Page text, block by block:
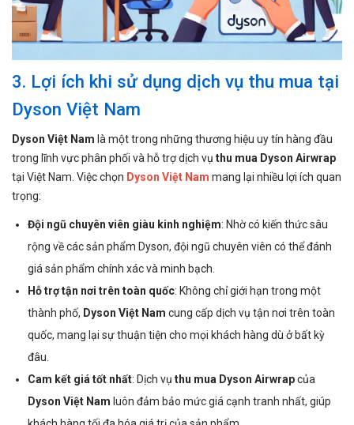
3. Lợi ích khi sử dụng dịch vụ thu mua tại
Dyson Việt Nam
Dyson Việt Nam là một trong những thương hiệu uy tín hàng đầu
trong lĩnh vực phân phối và hỗ trợ dịch vụ thu mua Dyson Airwrap
tại Việt Nam. Việc chọn Dyson Việt Nam mang lại nhiều lợi ích quan
trọng:
Đội ngũ chuyên viên giàu kinh nghiệm: Nhờ có kiến thức sâu
rộng về các sản phẩm Dyson, đội ngũ chuyên viên có thể đánh
giá sản phẩm chính xác và minh bạch.
Hỗ trợ tận nơi trên toàn quốc: Không chỉ giới hạn trong một
thành phố, Dyson Việt Nam cung cấp dịch vụ tận nơi trên toàn
quốc, mang lại sự thuận tiện cho mọi khách hàng dù ở bất kỳ
đâu.
Cam kết giá tốt nhất: Dịch vụ thu mua Dyson Airwrapcủa
Dyson Việt Nam luôn đảm bảo mức giá cạnh tranh nhất, giúp